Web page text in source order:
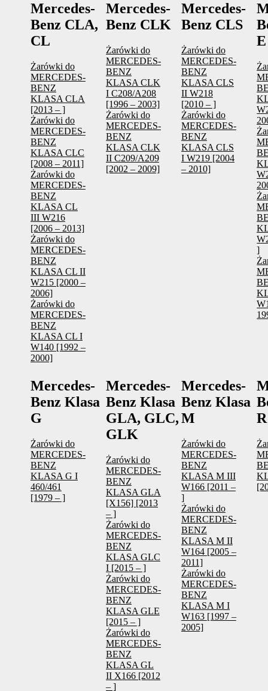
Mercedes-
Benz CLA,
CL
Żarówki do
MERCEDES-
BENZ
KLASA CLA
[2013 – ]
Żarówki do
MERCEDES-
BENZ
KLASA CLC
[2008 – 2011]
Żarówki do
MERCEDES-
BENZ
KLASA CL
III W216
[2006 – 2013]
Żarówki do
MERCEDES-
BENZ
KLASA CL II
W215 [2000 –
2006]
Żarówki do
MERCEDES-
BENZ
KLASA CL I
W140 [1992 –
2000]
Mercedes-
Benz CLK
Żarówki do
MERCEDES-
BENZ
KLASA CLK
I C208/A208
[1996 – 2003]
Żarówki do
MERCEDES-
BENZ
KLASA CLK
II C209/A209
[2002 – 2009]
Mercedes-
Benz CLS
Żarówki do
MERCEDES-
BENZ
KLASA CLS
II W218
[2010 – ]
Żarówki do
MERCEDES-
BENZ
KLASA CLS
I W219 [2004
– 2010]
E
]
Mercedes-
Benz Klasa
G
Żarówki do
MERCEDES-
BENZ
KLASA G I
460/461
[1979 – ]
Mercedes-
Benz Klasa
GLA, GLC,
GLK
Żarówki do
MERCEDES-
BENZ
KLASA GLA
[X156] [2013
– ]
Żarówki do
MERCEDES-
BENZ
KLASA GLC
I [2015 – ]
Żarówki do
MERCEDES-
BENZ
KLASA GLE
[2015 – ]
Żarówki do
MERCEDES-
BENZ
KLASA GL
II X166 [2012
– ]
Mercedes-
Benz Klasa
M
Żarówki do
MERCEDES-
BENZ
KLASA M III
W166 [2011 –
]
Żarówki do
MERCEDES-
BENZ
KLASA M II
W164 [2005 –
2011]
Żarówki do
MERCEDES-
BENZ
KLASA M I
W163 [1997 –
2005]
R